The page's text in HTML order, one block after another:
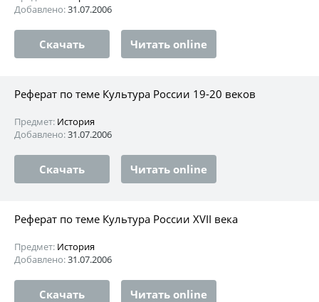
Добавлено:31.07.2006
Скачать Читать online
Реферат по теме Культура России 19-20 веков
Предмет: История
Добавлено:31.07.2006
Скачать Читать online
Реферат по теме Культура России XVII века
Предмет: История
Добавлено:31.07.2006
Скачать Читать online